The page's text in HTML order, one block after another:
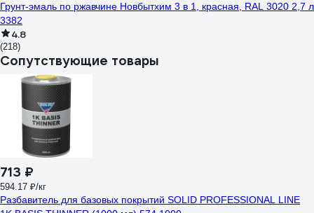
Грунт-эмаль по ржавчине Новбытхим 3 в 1, красная, RAL 3020 2,7 л
3382
4.8
(218)
Сопутствующие товары
713 ₽
594.17 ₽/кг
Разбавитель для базовых покрытий SOLID PROFESSIONAL LINE